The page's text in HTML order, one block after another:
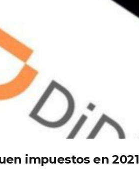
impuestos en 2021